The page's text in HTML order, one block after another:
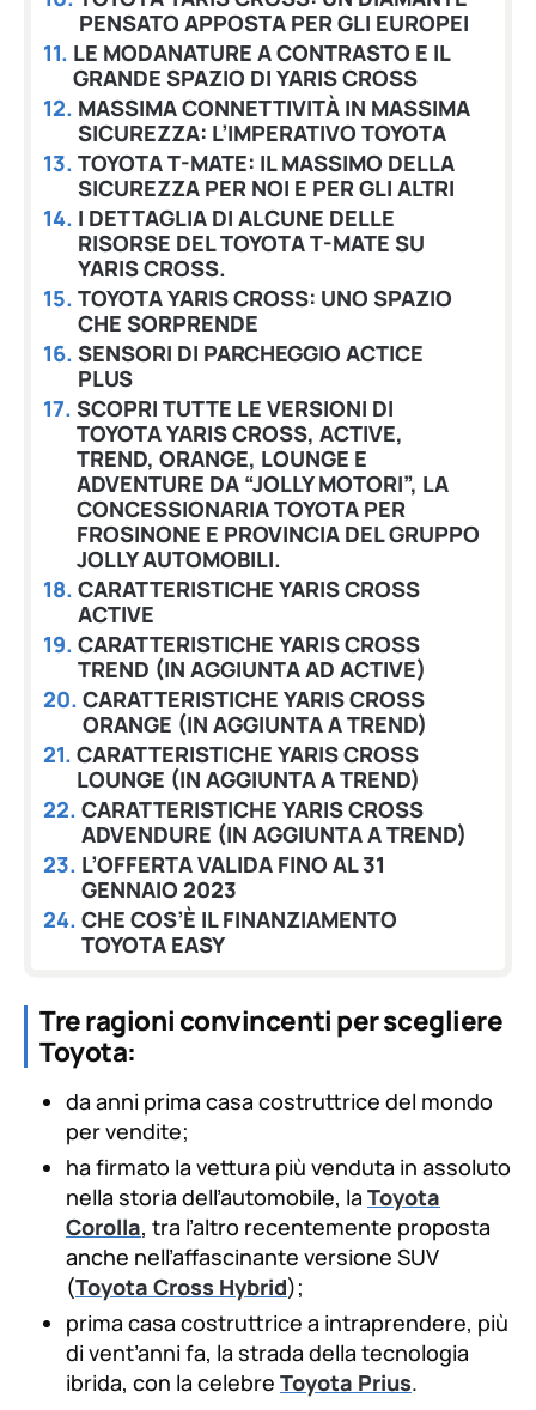
PENSATO APPOSTA PER GLI EUROPEI
LE MODANATURE A CONTRASTO E IL
GRANDE SPAZIO DI YARIS CROSS
MASSIMA CONNETTIVITÀ IN MASSIMA
SICUREZZA: L’IMPERATIVO TOYOTA
TOYOTA T-MATE: IL MASSIMO DELLA
SICUREZZA PER NOI E PER GLI ALTRI
I DETTAGLIA DI ALCUNE DELLE
RISORSE DEL TOYOTA T-MATE SU
YARIS CROSS.
TOYOTA YARIS CROSS: UNO SPAZIO
CHE SORPRENDE
SENSORI DI PARCHEGGIO ACTICE
PLUS
SCOPRI TUTTE LE VERSIONI DI
TOYOTA YARIS CROSS, ACTIVE,
TREND, ORANGE, LOUNGE E
ADVENTURE DA “JOLLY MOTORI”, LA
CONCESSIONARIA TOYOTA PER
FROSINONE E PROVINCIA DEL GRUPPO
JOLLY AUTOMOBILI.
CARATTERISTICHE YARIS CROSS
ACTIVE
CARATTERISTICHE YARIS CROSS
TREND (IN AGGIUNTA AD ACTIVE)
CARATTERISTICHE YARIS CROSS
ORANGE (IN AGGIUNTA A TREND)
CARATTERISTICHE YARIS CROSS
LOUNGE (IN AGGIUNTA A TREND)
CARATTERISTICHE YARIS CROSS
ADVENDURE (IN AGGIUNTA A TREND)
L’OFFERTA VALIDA FINO AL 31
GENNAIO 2023
CHE COS’È IL FINANZIAMENTO
TOYOTA EASY
Tre ragioni convincenti per scegliere
Toyota:
da anni prima casa costruttrice del mondo
per vendite;
ha firmato la vettura più venduta in assoluto
nella storia dell’automobile, la Toyota
Corolla, tra l’altro recentemente proposta
anche nell’affascinante versione SUV
(Toyota Cross Hybrid);
prima casa costruttrice a intraprendere, più
di vent’anni fa, la strada della tecnologia
ibrida, con la celebre Toyota Prius.